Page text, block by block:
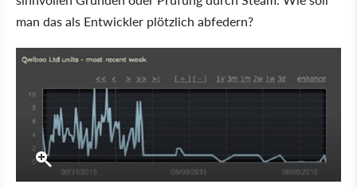
man das als Entwickler plötzlich abfedern?